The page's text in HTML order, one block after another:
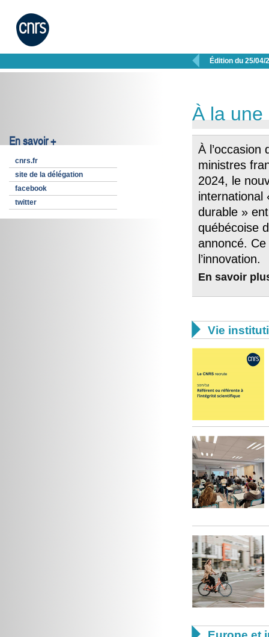
 Édition du 25/04/
En savoir +
cnrs.fr
site de la délégation
facebook
twitter
À la une
À l’occasion
ministres
2024, le
international
durable »
québécoise
annoncé.
l’innovation.
En savoir
 Vie